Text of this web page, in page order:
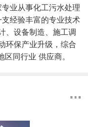
业从事化工污水处理
经验丰富的专业技术
、设备制造、施工调
环保产业升级，综合
同行业 供应商。